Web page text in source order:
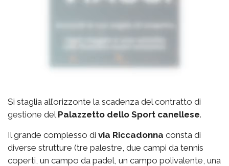
Si staglia all’orizzonte la scadenza del contratto di
gestione del Palazzetto dello Sport canellese.
Il grande complesso di via Riccadonna consta di
diverse strutture (tre palestre, due campi da tennis
coperti, un campo da padel, un campo polivalente, una